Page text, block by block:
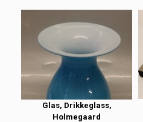
Glas, Drikkeglass,
Holmegaard